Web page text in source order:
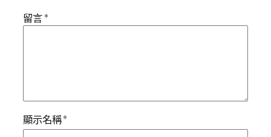
留言*
顯示名稱*